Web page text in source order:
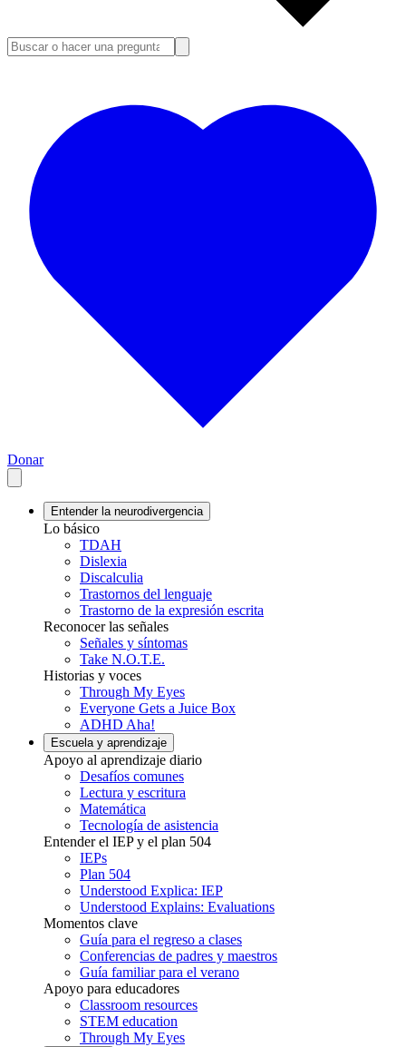
Donar
Entender la neurodivergencia
Lo básico
TDAH
Dislexia
Discalculia
Trastornos del lenguaje
Trastorno de la expresión escrita
Reconocer las señales
Señales y síntomas
Take N.O.T.E.
Historias y voces
Through My Eyes
Everyone Gets a Juice Box
ADHD Aha!
Escuela y aprendizaje
Apoyo al aprendizaje diario
Desafíos comunes
Lectura y escritura
Matemática
Tecnología de asistencia
Entender el IEP y el plan 504
IEPs
Plan 504
Understood Explica: IEP
Understood Explains: Evaluations
Momentos clave
Guía para el regreso a clases
Conferencias de padres y maestros
Guía familiar para el verano
Apoyo para educadores
Classroom resources
STEM education
Through My Eyes